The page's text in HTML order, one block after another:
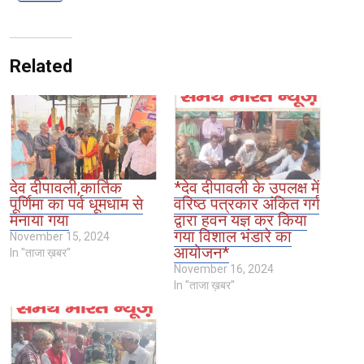
Related
देव दीपावली,कार्तिक
पूर्णिमा का पर्व धूमधाम से
मनाया गया
November 15, 2024
In "ताजा ख़बर"
*देव दीपावली के उपलक्ष में
वरिष्ठ पत्रकार अंकित गर्ग
द्वारा हवन यज्ञ कर किया
गया विशाल भंडारे का
आयोजन*
November 16, 2024
In "ताजा ख़बर"